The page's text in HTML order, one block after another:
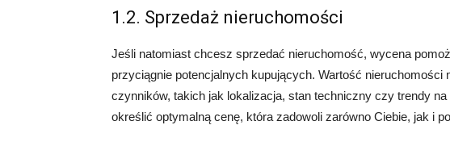
1.2. Sprzedaż nieruchomości
Jeśli natomiast chcesz sprzedać nieruchomość, wycena
przyciągnie potencjalnych kupujących. Wartość
czynników, takich jak lokalizacja, stan techniczny czy trendy
określić optymalną cenę, która zadowoli zarówno Ciebie, jak i